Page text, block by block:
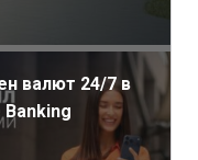
валют 24/7 в